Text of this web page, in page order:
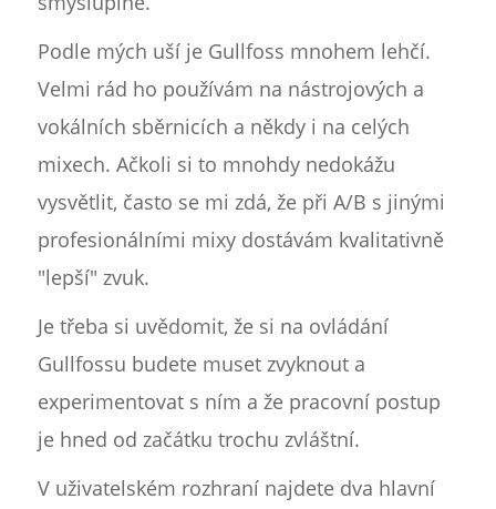
Podle mých uší je Gullfoss mnohem lehčí.
Velmi rád ho používám na nástrojových a
vokálních sběrnicích a někdy i na celých
mixech. Ačkoli si to mnohdy nedokážu
vysvětlit, často se mi zdá, že při A/B s jinými
profesionálními mixy dostávám kvalitativně
"lepší" zvuk.
Je třeba si uvědomit, že si na ovládání
Gullfossu budete muset zvyknout a
experimentovat s ním a že pracovní postup
je hned od začátku trochu zvláštní.
V uživatelském rozhraní najdete dva hlavní